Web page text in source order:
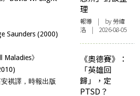
Saunders (2000)
》
祺譯，時報出版
理
報導 | by 勞緯
洛 | 2026-08-05
《奧德賽》：
「英雄回
歸」，定
PTSD？